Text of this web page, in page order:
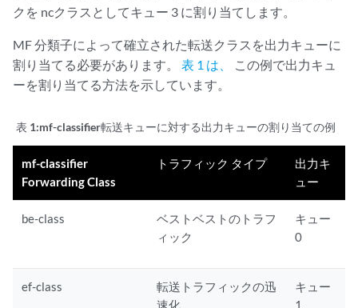
クを ncクラスとしてキュー 3 に割り当てします。
MF 分類子によって確立された転送クラスを出力キューに
割り当てる必要があります。 表 1 は、
この例で出力キュ
ーを割り当てる方法を示しています。
表 1:mf-classifier転送キューに対する出力キューの割り当ての例
mf-classifier
Forwarding Class
トラフィック タイプ
出力キ
ュー
be-class
ベストベストのトラフ
ィック
キュー
0
ef-class
転送トラフィックの迅
速化
キュー
1